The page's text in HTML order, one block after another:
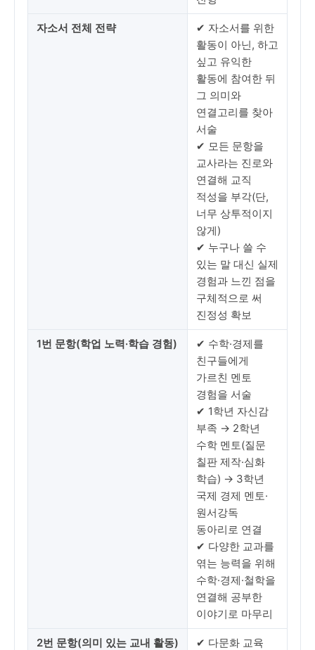
자소서 전체 전략
✔ 자소서를 위한
활동이 아닌, 하고
싶고 유익한
활동에 참여한 뒤
그 의미와
연결고리를 찾아
서술
✔ 모든 문항을
교사라는 진로와
연결해 교직
적성을 부각(단,
너무 상투적이지
않게)
✔ 누구나 쓸 수
있는 말 대신 실제
경험과 느낀 점을
구체적으로 써
진정성 확보
1번 문항(학업 노력·학습 경험)
✔ 수학·경제를
친구들에게
가르친 멘토
경험을 서술
✔ 1학년 자신감
부족 → 2학년
수학 멘토(질문
칠판 제작·심화
학습) → 3학년
국제 경제 멘토·
원서강독
동아리로 연결
✔ 다양한 교과를
엮는 능력을 위해
수학·경제·철학을
연결해 공부한
이야기로 마무리
2번 문항(의미 있는 교내 활동)
✔ 다문화 교육